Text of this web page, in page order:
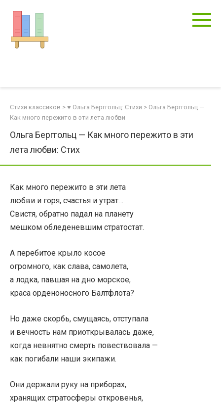
контенту
Стихи классиков > ♥ Ольга Берггольц: Стихи > Ольга Берггольц —
Как много пережито в эти лета любви
Ольга Берггольц — Как много пережито в эти
лета любви: Стих
Как много пережито в эти лета
любви и горя, счастья и утрат…
Свистя, обратно падал на планету
мешком обледеневшим стратостат.
А перебитое крыло косое
огромного, как слава, самолета,
а лодка, павшая на дно морское,
краса орденоносного Балтфлота?
Но даже скорбь, смущаясь, отступала
и вечность нам приоткрывалась даже,
когда невнятно смерть повествовала —
как погибали наши экипажи.
Они держали руку на приборах,
хранящих стратосферы откровенья,